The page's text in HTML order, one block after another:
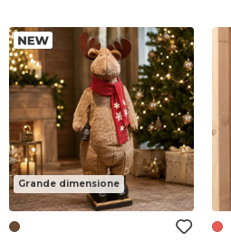
Grande dimensione